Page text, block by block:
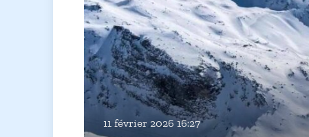
11 février 2026 16:27